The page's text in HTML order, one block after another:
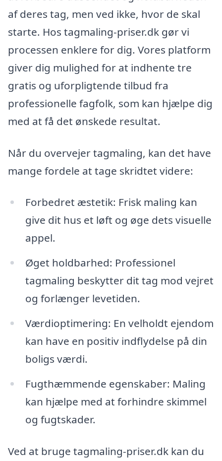
af deres tag, men ved ikke, hvor de skal
starte. Hos tagmaling-priser.dk gør vi
processen enklere for dig. Vores platform
giver dig mulighed for at indhente tre
gratis og uforpligtende tilbud fra
professionelle fagfolk, som kan hjælpe dig
med at få det ønskede resultat.
Når du overvejer tagmaling, kan det have
mange fordele at tage skridtet videre:
Forbedret æstetik: Frisk maling kan
give dit hus et løft og øge dets visuelle
appel.
Øget holdbarhed: Professionel
tagmaling beskytter dit tag mod vejret
og forlænger levetiden.
Værdioptimering: En velholdt ejendom
kan have en positiv indflydelse på din
boligs værdi.
Fugthæmmende egenskaber: Maling
kan hjælpe med at forhindre skimmel
og fugtskader.
Ved at bruge tagmaling-priser.dk kan du